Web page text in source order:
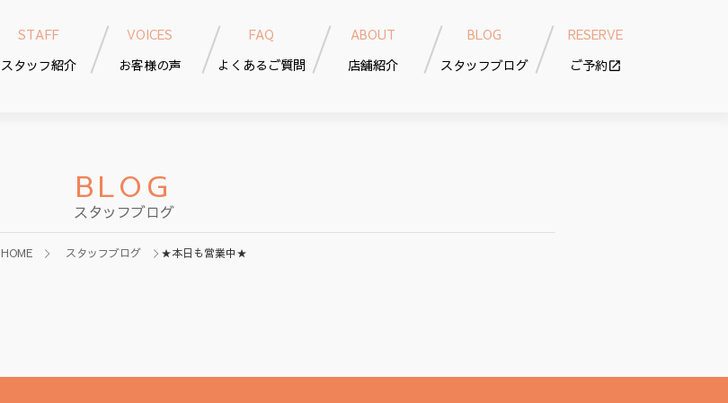
STAFF
スタッフ紹介
VOICES
お客様の声
FAQ
よくあるご質問
ABOUT
店舗紹介
BLOG
スタッフブログ
RESERVE
ご予約
BLOG
スタッフブログ
HOME スタッフブログ ★本日も営業中★